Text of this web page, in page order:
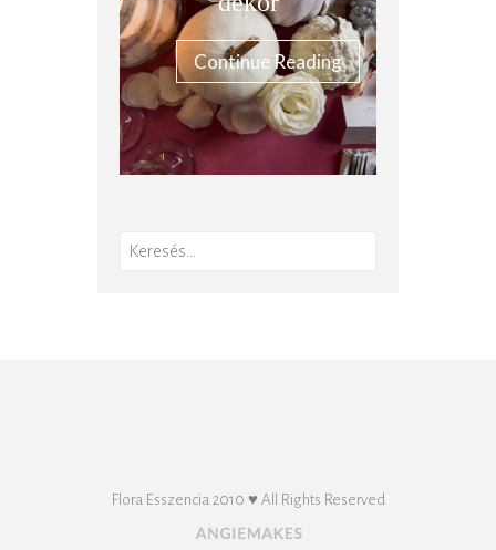
Continue Reading
Keresés:
Flora Esszencia 2010 ♥ All Rights Reserved